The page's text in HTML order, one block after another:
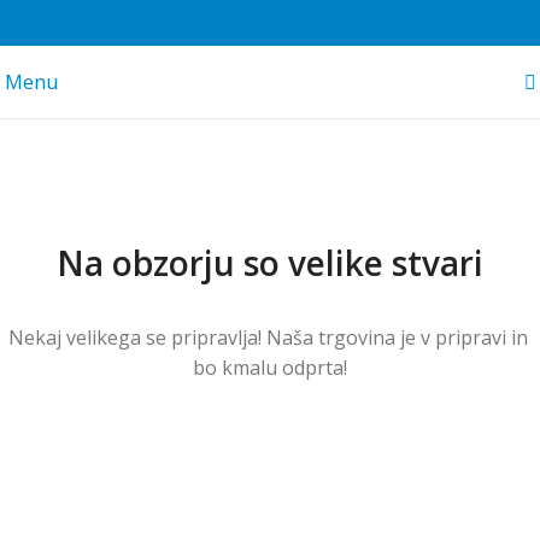
Menu
Na obzorju so velike stvari
Nekaj ​​velikega se pripravlja! Naša trgovina je v pripravi in ​​
bo kmalu odprta!